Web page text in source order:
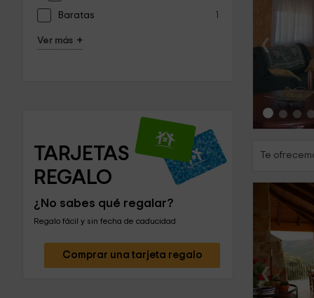
Baratas 1
Ver más +
TARJETAS
REGALO
¿No sabes qué regalar?
Regalo fácil y sin fecha de caducidad
Comprar una tarjeta regalo
‹
Te
‹